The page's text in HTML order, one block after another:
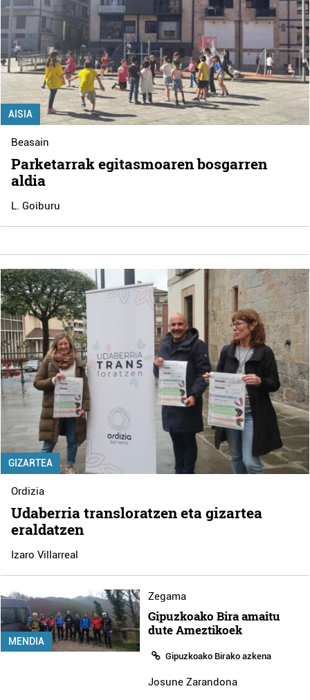
AISIA
Beasain
Parketarrak egitasmoaren bosgarren
aldia
L. Goiburu
GIZARTEA
Ordizia
Udaberria transloratzen eta gizartea
eraldatzen
Izaro Villarreal
MENDIA
Zegama
Gipuzkoako Bira amaitu
dute Ameztikoek
Gipuzkoako Birako azkena
Josune Zarandona